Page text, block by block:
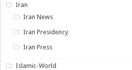
Iran
Iran News
Iran Presidency
Iran Press
Islamic-World